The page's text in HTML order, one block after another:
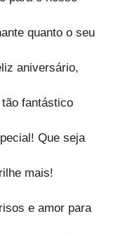
quanto o seu
aniversário,
fantástico
Que seja
mais!
e amor para